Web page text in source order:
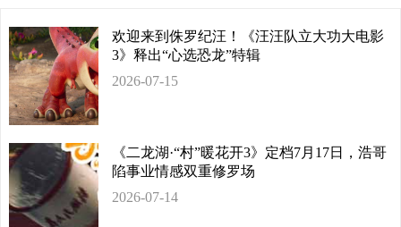
欢迎来到侏罗纪汪！《汪汪队立大功大电影
3》释出“心选恐龙”特辑
2026-07-15
《二龙湖·“村”暖花开3》定档7月17日，浩哥
陷事业情感双重修罗场
2026-07-14